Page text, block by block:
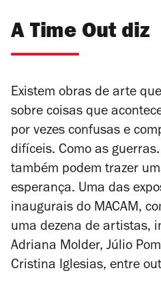
A Time Out diz
Existem obras de arte
sobre coisas que
por vezes confusas e
difíceis. Como as
também podem trazer
esperança. Uma das
inaugurais do MACAM,
uma dezena de artistas,
Adriana Molder, Júlio
Cristina Iglesias, entre